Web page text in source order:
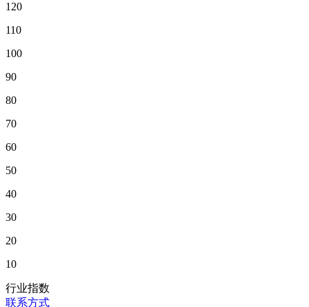
120
110
100
90
80
70
60
50
40
30
20
10
行业指数
联系方式